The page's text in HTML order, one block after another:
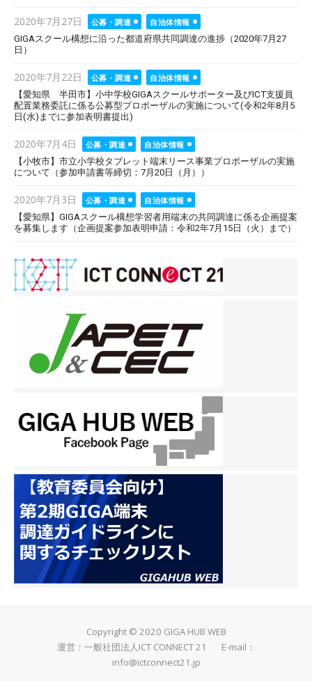
Posted
on
2020年7月27日 公募・調達
自治体情報
GIGAスクール構想に沿った都道府県共同調達の進捗（2020年7月27
日）
Posted
on
2020年7月22日 公募・調達
自治体情報
【愛知県 半田市】小中学校GIGAスクールサポーター及びICT支援員
配置業務委託に係る公募型プロポーザルの実施について(令和2年8月5
日(水)までに参加表明書提出)
Posted
on
2020年7月4日 公募・調達
自治体情報
【小牧市】市立小学校タブレット端末リース事業プロポーザルの実施
について（参加申請書等締切：7月20日（月））
Posted
on
2020年7月3日 公募・調達
自治体情報
【愛知県】GIGAスクール構想学習者用端末の共同調達に係る企画提案
を募集します（企画提案参加表明申請：令和2年7月15日（火）まで）
Copyright © 2020 GIGA HUB WEB
運営：一般社団法人ICT CONNECT 21 E-mail：
info@ictconnect21.jp